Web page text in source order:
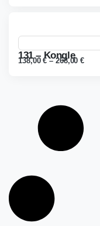
131 – Kongle
138,00€ –268,00€